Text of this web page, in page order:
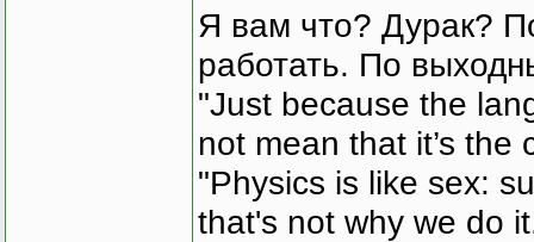
Я вам что? Дурак?
работать. По
"Just because the
not mean that it’s the
"Physics is like sex:
that's not why we do